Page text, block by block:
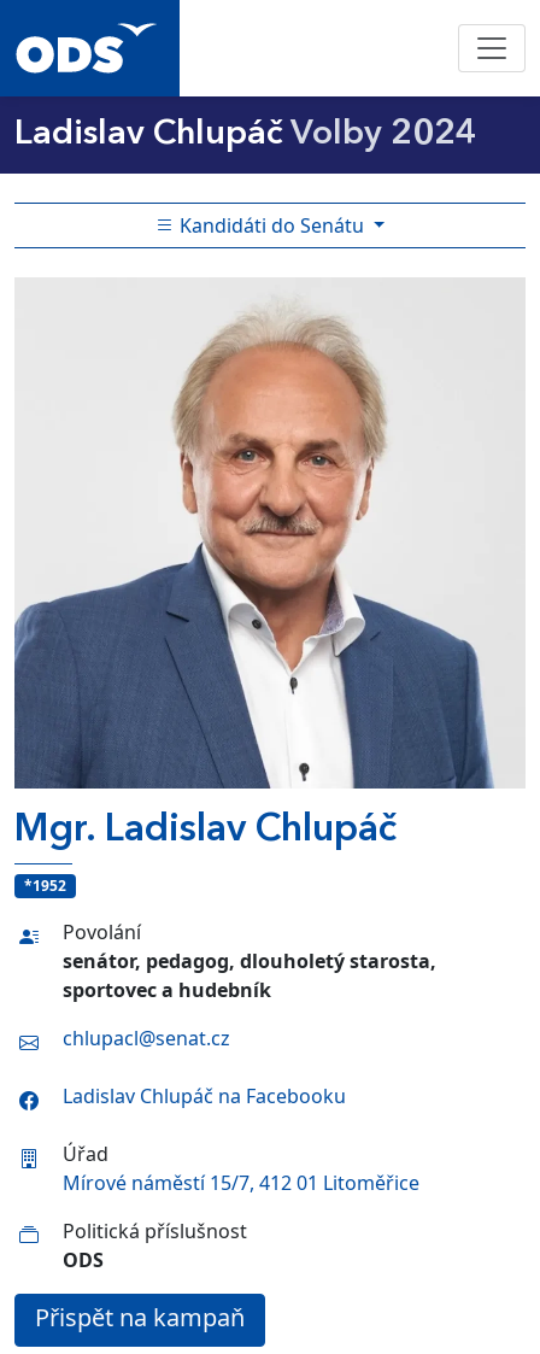
Ladislav Chlupáč Volby 2024
Kandidáti do Senátu
Mgr. Ladislav Chlupáč
*1952
Povolání
senátor, pedagog, dlouholetý starosta,
sportovec a hudebník
chlupacl@senat.cz
Ladislav Chlupáč na Facebooku
Úřad
Mírové náměstí 15/7, 412 01 Litoměřice
Politická příslušnost
ODS
Přispět na kampaň